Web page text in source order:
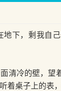
下，剩我自己
冷的壁，望着
着桌子上的表